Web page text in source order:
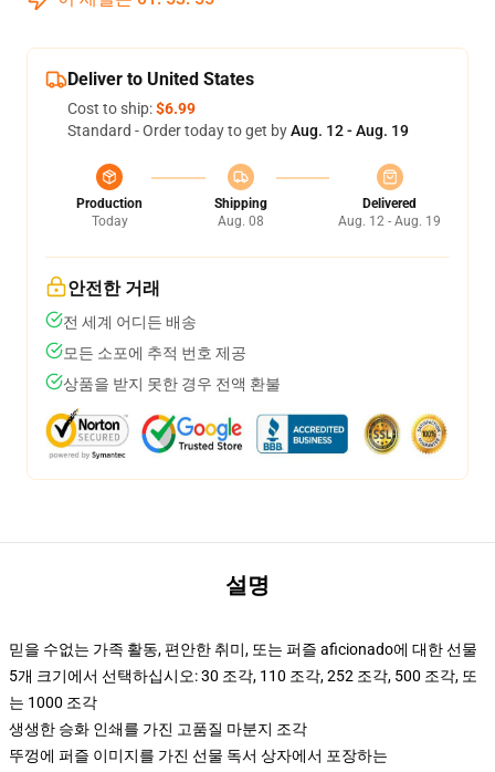
Deliver to United States
Cost to ship:$6.99
Standard - Order today to get byAug. 12 - Aug. 19
Production
Today
Shipping
Aug. 08
Delivered
Aug. 12 - Aug. 19
안전한 거래
전 세계 어디든 배송
모든 소포에 추적 번호 제공
상품을 받지 못한 경우 전액 환불
설명
믿을 수없는 가족 활동, 편안한 취미, 또는 퍼즐 aficionado에 대한 선물
5개 크기에서 선택하십시오: 30 조각, 110 조각, 252 조각, 500 조각, 또
는 1000 조각
생생한 승화 인쇄를 가진 고품질 마분지 조각
뚜껑에 퍼즐 이미지를 가진 선물 독서 상자에서 포장하는